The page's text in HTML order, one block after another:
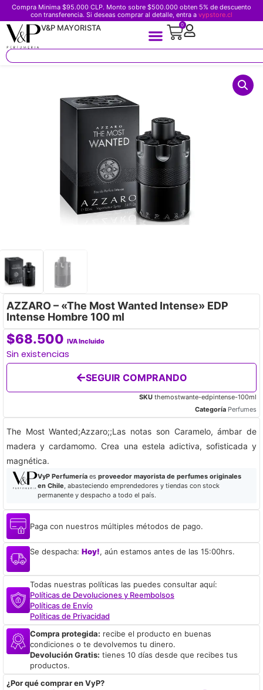
Compra Minima $95.000 CLP. Monto sobre $500.000 obten 5% de descuento
con transferencia. Si deseas comprar al detalle, entra a vypstore.cl
V&P MAYORISTA 0
AZZARO – «The Most Wanted Intense» EDP
Intense Hombre 100 ml
$68.500 IVA Incluido
Sin existencias
SEGUIR COMPRANDO
SKU themostwante-edpintense-100ml
Categoría Perfumes
The Most Wanted;Azzaro;;Las notas son Caramelo, ámbar de
madera y cardamomo. Crea una estela adictiva, sofisticada y
magnética.
VyP Perfumeríaes proveedor mayorista de perfumes originales
en Chile, abasteciendo emprendedores y tiendas con stock
permanente y despacho a todo el país.
Paga con nuestros múltiples métodos de pago.
Se despacha: Hoy!, aún estamos antes de las 15:00hrs.
Todas nuestras políticas las puedes consultar aquí:
Políticas de Devoluciones y Reembolsos
Políticas de Envío
Políticas de Privacidad
Compra protegida: recibe el producto en buenas
condiciones o te devolvemos tu dinero.
Devolución Gratis: tienes 10 días desde que recibes tus
productos.
¿Por qué comprar en VyP?